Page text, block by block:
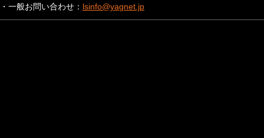
・一般お問い合わせ： lsinfo@yagnet.jp